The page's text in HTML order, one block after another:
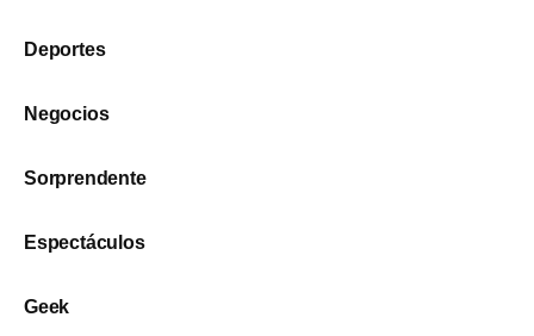
Deportes
Negocios
Sorprendente
Espectáculos
Geek